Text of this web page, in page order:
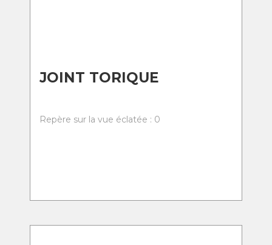
JOINT TORIQUE
Repère sur la vue éclatée : 0